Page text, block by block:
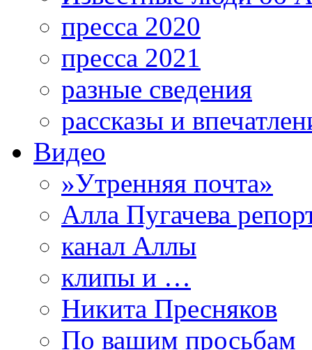
пресса 2020
пресса 2021
разные сведения
рассказы и
Видео
»Утренняя почта»
Алла Пугачева
канал Аллы
клипы и …
Никита Пресняков
По вашим просьбам